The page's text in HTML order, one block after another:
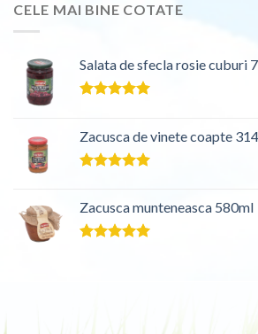
CELE MAI BINE COTATE
Salata de sfecla rosie cuburi
Zacusca de vinete coapte
Zacusca munteneasca 580ml